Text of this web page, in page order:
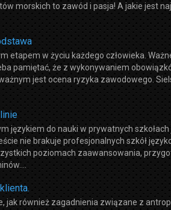
morskich to zawód i pasja! A jakie jest
etapem w życiu każdego człowieka.
pamiętać, że z wykonywaniem
jest ocena ryzyka zawodowego.
językiem do nauki w prywatnych
nie brakuje profesjonalnych szkół
poziomach zaawansowania,
jak również zagadnienia związane z